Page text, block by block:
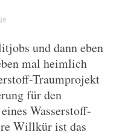
und dann eben
mal heimlich
Traumprojekt
für den
Wasserstoff-
Willkür ist das